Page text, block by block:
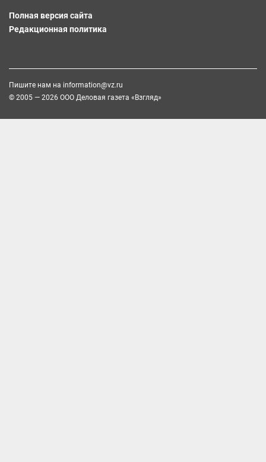
Полная версия сайта
Редакционная политика
Пишите нам на information@vz.ru
© 2005 — 2026 ООО Деловая газета «Взгляд»